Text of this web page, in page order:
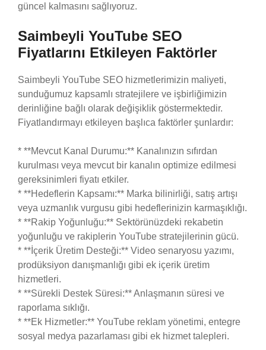
güncel kalmasını sağlıyoruz.
Saimbeyli YouTube SEO
Fiyatlarını Etkileyen Faktörler
Saimbeyli YouTube SEO hizmetlerimizin maliyeti,
sunduğumuz kapsamlı stratejilere ve işbirliğimizin
derinliğine bağlı olarak değişiklik göstermektedir.
Fiyatlandırmayı etkileyen başlıca faktörler şunlardır:
* **Mevcut Kanal Durumu:** Kanalınızın sıfırdan
kurulması veya mevcut bir kanalın optimize edilmesi
gereksinimleri fiyatı etkiler.
* **Hedeflerin Kapsamı:** Marka bilinirliği, satış artışı
veya uzmanlık vurgusu gibi hedeflerinizin karmaşıklığı.
* **Rakip Yoğunluğu:** Sektörünüzdeki rekabetin
yoğunluğu ve rakiplerin YouTube stratejilerinin gücü.
* **İçerik Üretim Desteği:** Video senaryosu yazımı,
prodüksiyon danışmanlığı gibi ek içerik üretim
hizmetleri.
* **Sürekli Destek Süresi:** Anlaşmanın süresi ve
raporlama sıklığı.
* **Ek Hizmetler:** YouTube reklam yönetimi, entegre
sosyal medya pazarlaması gibi ek hizmet talepleri.